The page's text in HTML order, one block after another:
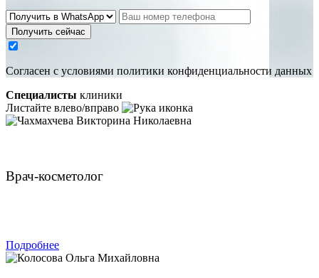
Получить сейчас
Cогласен с условиями политики конфиденциальности данных
Специалисты клиники
Листайте влево/вправо
Врач-косметолог
Подробнее